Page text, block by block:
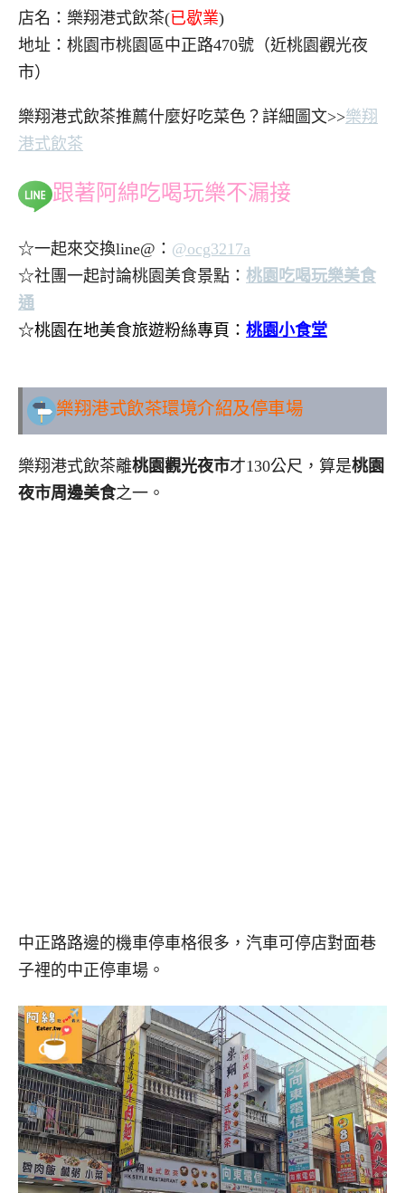
店名：樂翔港式飲茶(已歇業)
地址：桃園市桃園區中正路470號（近桃園觀光夜
市）
樂翔港式飲茶推薦什麼好吃菜色？詳細圖文>>樂翔
港式飲茶
跟著阿綿吃喝玩樂不漏接
☆一起來交換line@： @ocg3217a
☆社團一起討論桃園美食景點： 桃園吃喝玩樂美食
通
☆桃園在地美食旅遊粉絲專頁： 桃園小食堂
樂翔港式飲茶環境介紹及停車場
樂翔港式飲茶離桃園觀光夜市才130公尺，算是桃園
夜市周邊美食之一。
中正路路邊的機車停車格很多，汽車可停店對面巷
子裡的中正停車場。